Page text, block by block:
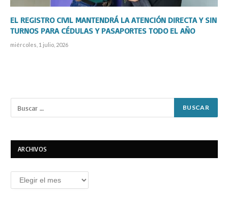
EL REGISTRO CIVIL MANTENDRÁ LA ATENCIÓN DIRECTA Y SIN
TURNOS PARA CÉDULAS Y PASAPORTES TODO EL AÑO
miércoles, 1 julio, 2026
ARCHIVOS
Archivos